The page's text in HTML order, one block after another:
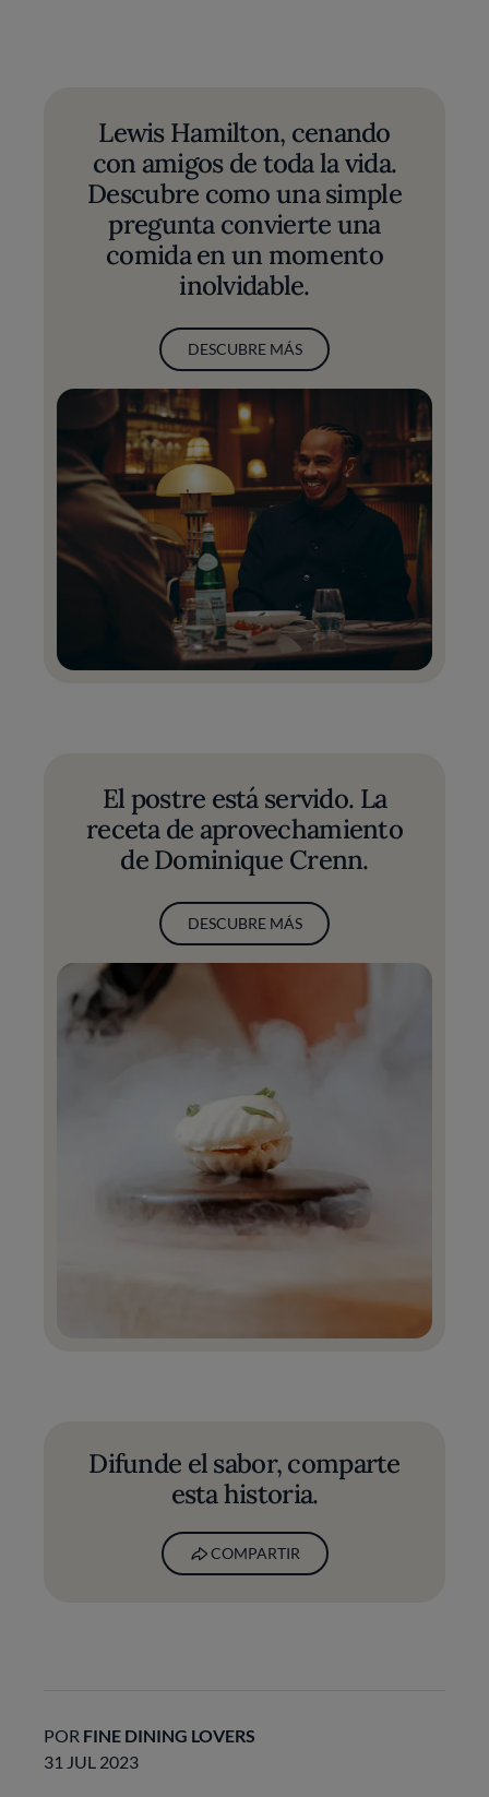
Lewis Hamilton, cenando
con amigos de toda la vida.
Descubre como una simple
pregunta convierte una
comida en un momento
inolvidable.
DESCUBRE MÁS
El postre está servido. La
receta de aprovechamiento
de Dominique Crenn.
DESCUBRE MÁS
Difunde el sabor, comparte
esta historia.
COMPARTIR
POR FINE DINING LOVERS
31 JUL 2023